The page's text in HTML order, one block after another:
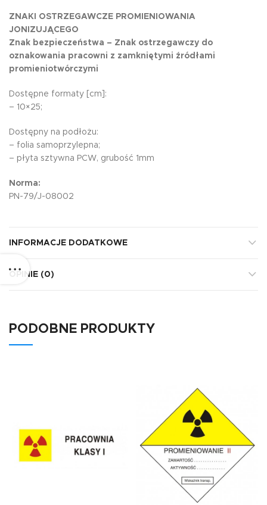
ZNAKI OSTRZEGAWCZE PROMIENIOWANIA
JONIZUJĄCEGO
Znak bezpieczeństwa – Znak ostrzegawczy do
oznakowania pracowni z zamkniętymi źródłami
promieniotwórczymi
Dostępne formaty [cm]:
– 10×25;
Dostępny na podłożu:
– folia samoprzylepna;
– płyta sztywna PCW, grubość 1mm
Norma:
PN-79/J-08002
INFORMACJE DODATKOWE
OPINIE (0)
PODOBNE PRODUKTY